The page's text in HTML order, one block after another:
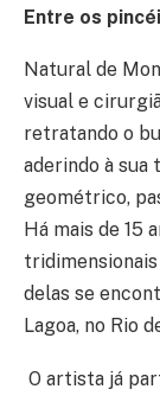
Entre os
Natural de
visual e
retratando o
aderindo à sua
geométrico,
Há mais de 15
delas se
Lagoa, no Rio
O artista já